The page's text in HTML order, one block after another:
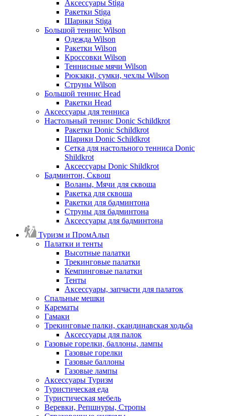
Аксессуары Stiga
Ракетки Stiga
Шарики Stiga
Большой теннис Wilson
Одежда Wilson
Ракетки Wilson
Кроссовки Wilson
Теннисные мячи Wilson
Рюкзаки, сумки, чехлы Wilson
Струны Wilson
Большой теннис Head
Ракетки Head
Аксессуары для тенниса
Настольный теннис Donic Schildkrot
Ракетки Donic Schildkrot
Шарики Donic Schildkrot
Сетка для настольного тенниса Donic
Shildkrot
Аксессуары Donic Shildkrot
Бадминтон, Сквош
Воланы, Мячи для сквоша
Ракетка для сквоша
Ракетки для бадминтона
Струны для бадминтона
Аксессуары для бадминтона
Туризм и ПромАльп
Палатки и тенты
Высотные палатки
Трекинговые палатки
Кемпинговые палатки
Тенты
Аксессуары, запчасти для палаток
Спальные мешки
Карематы
Гамаки
Трекинговые палки, скандинавская ходьба
Аксессуары для палок
Газовые горелки, баллоны, лампы
Газовые горелки
Газовые баллоны
Газовые лампы
Аксессуары Туризм
Туристическая еда
Туристическая мебель
Веревки, Репшнуры, Стропы